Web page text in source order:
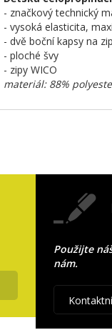
- značkový technický
- vysoká elasticita,
- dvě boční kapsy na zip
- ploché švy
- zipy WICO
materiál: 88%
Použijte
nám.